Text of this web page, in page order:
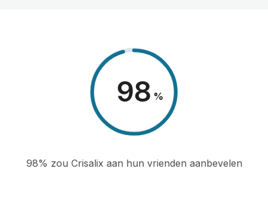
98 %
98% zou Crisalix aan hun vrienden aanbevelen